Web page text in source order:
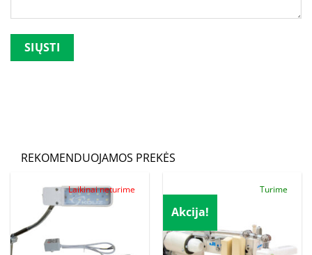
REKOMENDUOJAMOS PREKĖS
Laikinai neturime
Akcija!
Turime